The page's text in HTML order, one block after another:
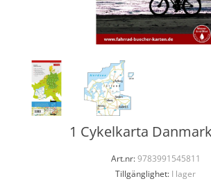
1 Cykelkarta
Art.nr:9783991545811
Tillgänglighet: I lager